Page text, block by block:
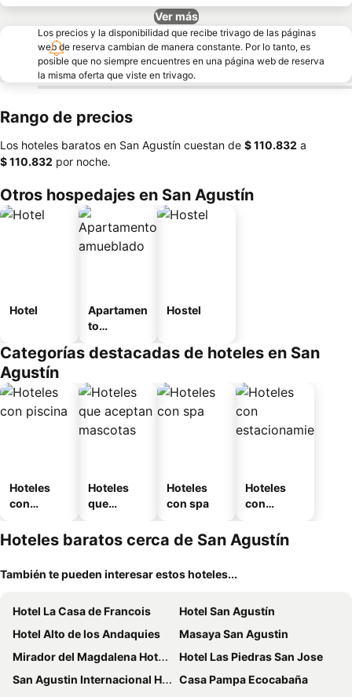
Ver más
Los precios y la disponibilidad que recibe trivago de las páginas
web de reserva cambian de manera constante. Por lo tanto, es
posible que no siempre encuentres en una página web de reserva
la misma oferta que viste en trivago.
Rango de precios
Los hoteles baratos en San Agustín cuestan de ‎$ 110.832 a
‎$ 110.832 por noche.
Otros hospedajes en San Agustín
Hotel
Apartamen
to
o
Hostel
Categorías destacadas de hoteles en San
Agustín
Hoteles
con
Hoteles
que
mascotas
Hoteles
con spa
Hoteles
con
miento
Hoteles baratos cerca de San Agustín
También te pueden interesar estos hoteles...
Hotel La Casa de Francois
Hotel San Agustín
Hotel Alto de los Andaquies
Masaya San Agustin
Mirador del Magdalena Hotel y Glamping
Hotel Las Piedras San Jose
San Agustin Internacional Hotel
Casa Pampa Ecocabaña